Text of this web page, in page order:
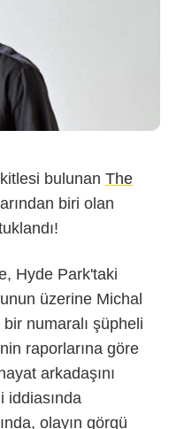
bulunan The
biri olan
Hyde Park'taki
üzerine Michal
numaralı şüpheli
raporlarına göre
arkadaşını
iddiasında
olayın görgü